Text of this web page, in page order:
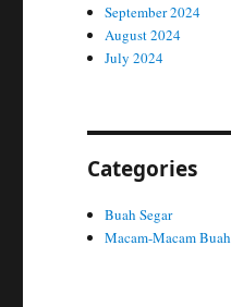
September 2024
August 2024
July 2024
Categories
Buah Segar
Macam-Macam Buah